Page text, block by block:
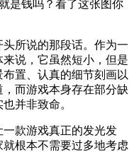
是钱吗？看了这张图你
所说的那段话。作为一
说，它虽然短小，但是
置、认真的细节刻画以
，而游戏本身存在部分缺
并非致命。
款游戏真正的发光发
根本不需要过多地考虑